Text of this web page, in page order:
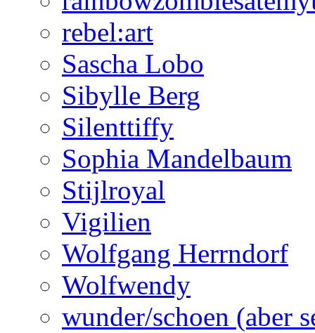
rebel:art
Sascha Lobo
Sibylle Berg
Silenttiffy
Sophia Mandelbaum
Stijlroyal
Vigilien
Wolfgang Herrndorf
Wolfwendy
wunder/schoen (aber